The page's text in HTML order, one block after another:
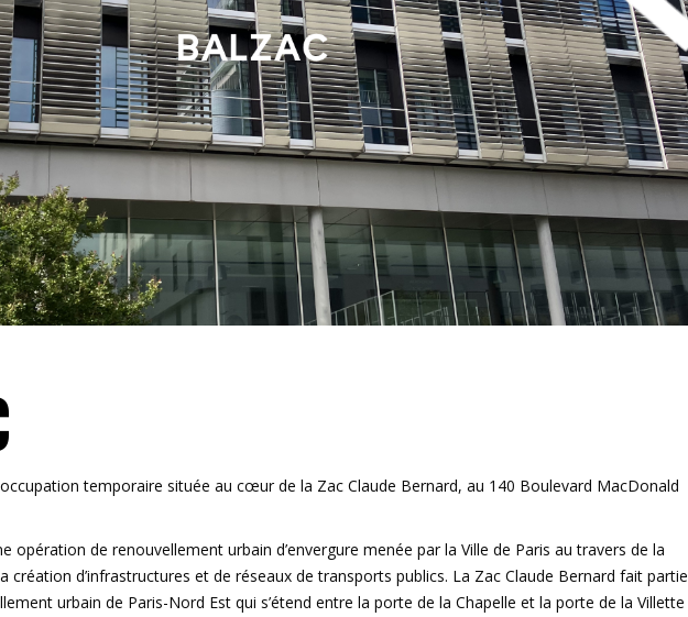
temporaire située au cœur de la Zac Claude Bernard, au 140 Boulevard MacDonald
opération de renouvellement urbain d’envergure menée par la Ville de Paris au travers de la
création d’infrastructures et de réseaux de transports publics. La Zac Claude Bernard fait partie
urbain de Paris-Nord Est qui s’étend entre la porte de la Chapelle et la porte de la Villette